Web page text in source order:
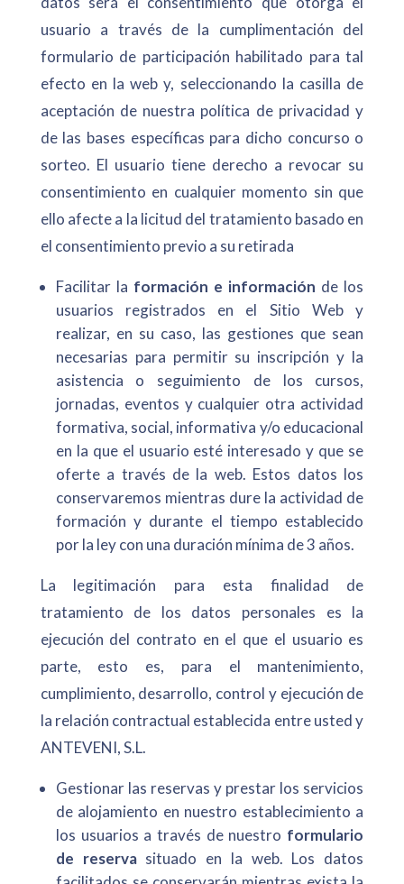
usuario a través de la cumplimentación del
formulario de participación habilitado para tal
efecto en la web y, seleccionando la casilla de
aceptación de nuestra política de privacidad y
de las bases específicas para dicho concurso o
sorteo. El usuario tiene derecho a revocar su
consentimiento en cualquier momento sin que
ello afecte a la licitud del tratamiento basado en
el consentimiento previo a su retirada
Facilitar la formación e información de los
usuarios registrados en el Sitio Web y
realizar, en su caso, las gestiones que sean
necesarias para permitir su inscripción y la
asistencia o seguimiento de los cursos,
jornadas, eventos y cualquier otra actividad
formativa, social, informativa y/o educacional
en la que el usuario esté interesado y que se
oferte a través de la web. Estos datos los
conservaremos mientras dure la actividad de
formación y durante el tiempo establecido
por la ley con una duración mínima de 3 años.
La legitimación para esta finalidad de
tratamiento de los datos personales es la
ejecución del contrato en el que el usuario es
parte, esto es, para el mantenimiento,
cumplimiento, desarrollo, control y ejecución de
la relación contractual establecida entre usted y
ANTEVENI, S.L.
Gestionar las reservas y prestar los servicios
de alojamiento en nuestro establecimiento a
los usuarios a través de nuestro formulario
de reserva situado en la web. Los datos